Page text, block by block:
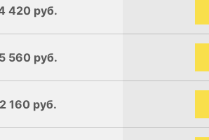
420 руб.
560 руб.
160 руб.